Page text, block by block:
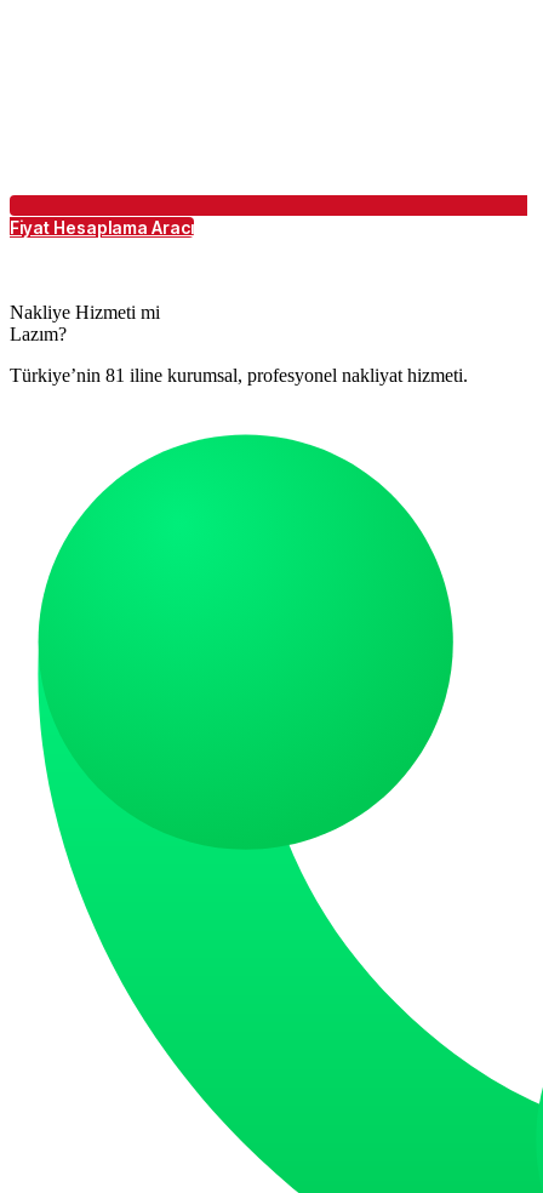
Fiyat Hesaplama Aracı
Nakliye Hizmeti mi
Lazım?
Türkiye’nin 81 iline kurumsal, profesyonel nakliyat hizmeti.